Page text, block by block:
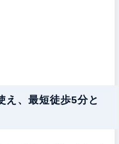
え、最短徒歩5分と